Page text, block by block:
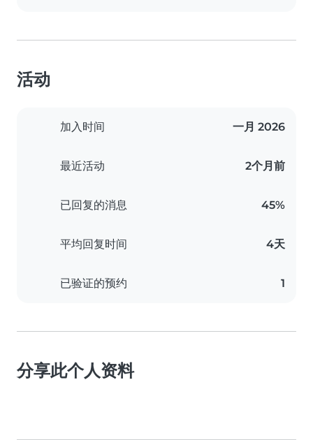
活动
加入时间 一月 2026
最近活动 2个月前
已回复的消息 45%
平均回复时间 4天
已验证的预约 1
分享此个人资料